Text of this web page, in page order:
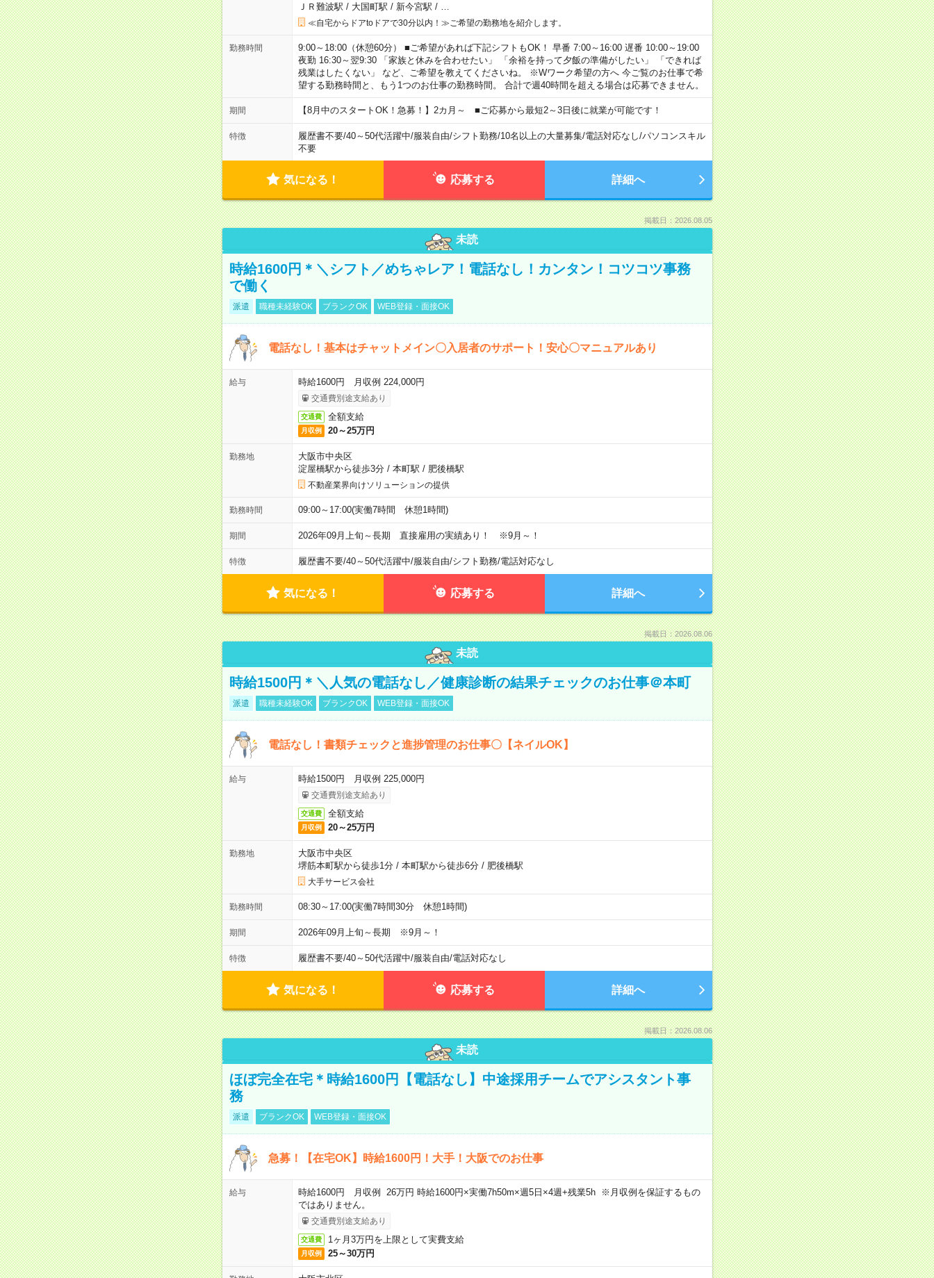
ＪＲ難波駅 / 大国町駅 / 新今宮駅 /
≪自宅からドアtoドアで30分以内！≫ご希望の勤務地を紹介します。
勤務時間
9:00～18:00（休憩60分） ■ご希望があれば下記シフトもOK！ 早番 7:00～16:00 遅番 10:00～19:00
夜勤 16:30～翌9:30 「家族と休みを合わせたい」 「余裕を持って夕飯の準備がしたい」 「できれば
残業はしたくない」 など、ご希望を教えてくださいね。 ※Wワーク希望の方へ 今ご覧のお仕事で希
望する勤務時間と、もう1つのお仕事の勤務時間。 合計で週40時間を超える場合は応募できません。
期間 【8月中のスタートOK！急募！】2カ月～ ■ご応募から最短2～3日後に就業が可能です！
特徴 履歴書不要/40～50代活躍中/服装自由/シフト勤務/10名以上の大量募集/電話対応なし/パソコンスキル
不要
気になる！ 応募する 詳細へ
掲載日：2026.08.05
未読
時給1600円＊＼シフト／めちゃレア！電話なし！カンタン！コツコツ事務
で働く
派遣 職種未経験OK ブランクOK WEB登録・面接OK
電話なし！基本はチャットメイン〇入居者のサポート！安心〇マニュアルあり
給与 時給1600円 月収例 224,000円
交通費別途支給あり
交通費 全額支給
月収例 20～25万円
勤務地
大阪市中央区
淀屋橋駅から徒歩3分/ 本町駅 / 肥後橋駅
不動産業界向けソリューションの提供
勤務時間 09:00～17:00(実働7時間 休憩1時間)
期間 2026年09月上旬～長期 直接雇用の実績あり！ ※9月～！
特徴 履歴書不要/40～50代活躍中/服装自由/シフト勤務/電話対応なし
気になる！ 応募する 詳細へ
掲載日：2026.08.06
未読
時給1500円＊＼人気の電話なし／健康診断の結果チェックのお仕事＠本町
派遣 職種未経験OK ブランクOK WEB登録・面接OK
電話なし！書類チェックと進捗管理のお仕事〇【ネイルOK】
給与 時給1500円 月収例 225,000円
交通費別途支給あり
交通費 全額支給
月収例 20～25万円
勤務地
大阪市中央区
堺筋本町駅から徒歩1分/ 本町駅から徒歩6分/ 肥後橋駅
大手サービス会社
勤務時間 08:30～17:00(実働7時間30分 休憩1時間)
期間 2026年09月上旬～長期 ※9月～！
特徴 履歴書不要/40～50代活躍中/服装自由/電話対応なし
気になる！ 応募する 詳細へ
掲載日：2026.08.06
未読
ほぼ完全在宅＊時給1600円【電話なし】中途採用チームでアシスタント事
務
派遣 ブランクOK WEB登録・面接OK
急募！【在宅OK】時給1600円！大手！大阪でのお仕事
給与
時給1600円 月収例 26万円 時給1600円×実働7h50m×週5日×4週+残業5h ※月収例を保証するもの
ではありません。
交通費別途支給あり
交通費 1ヶ月3万円を上限として実費支給
月収例 25～30万円